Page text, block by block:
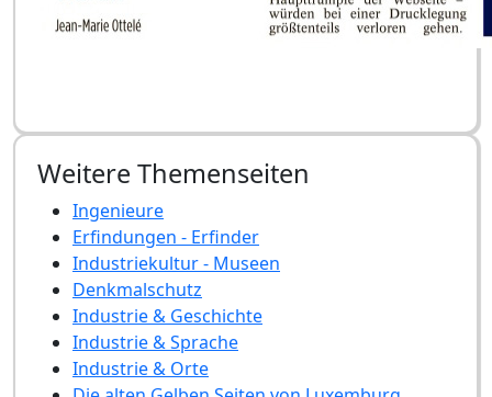
Weitere Themenseiten
Ingenieure
Erfindungen - Erfinder
Industriekultur - Museen
Denkmalschutz
Industrie & Geschichte
Industrie & Sprache
Industrie & Orte